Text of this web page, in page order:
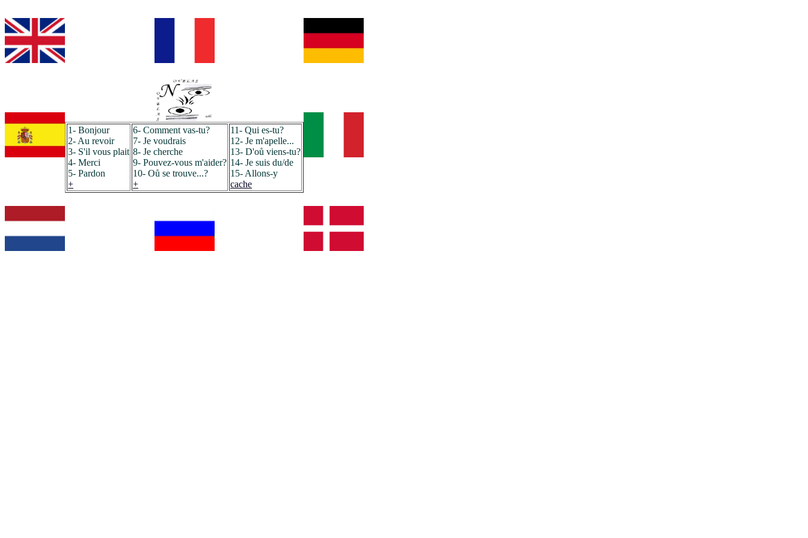
1- Bonjour
2- Au revoir
3- S'il vous plait
4- Merci
5- Pardon
+
6- Comment vas-tu?
7- Je voudrais
8- Je cherche
9- Pouvez-vous m'aider?
10- Oů se trouve...?
+
11- Qui es-tu?
12- Je m'apelle...
13- D'oů viens-tu?
14- Je suis du/de
15- Allons-y
cache